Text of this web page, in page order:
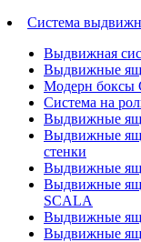
Система
Выдвижная
Выдвижные
Модерн боксы
Система на
Выдвижные
Выдвижные
стенки
Выдвижные
Выдвижные
SCALA
Выдвижные
Выдвижные